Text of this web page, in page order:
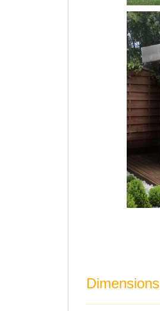
Dimensions